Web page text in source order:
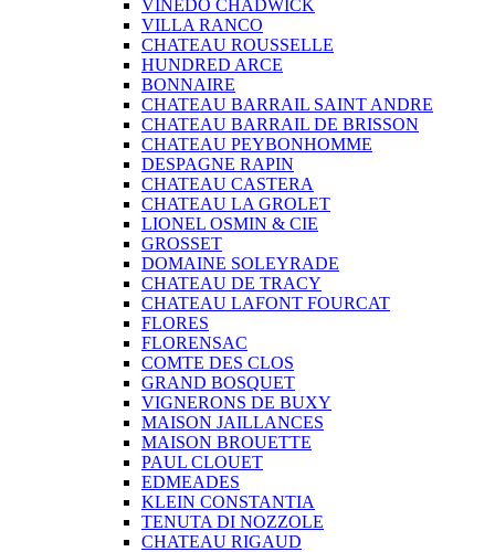
VINEDO CHADWICK
VILLA RANCO
CHATEAU ROUSSELLE
HUNDRED ARCE
BONNAIRE
CHATEAU BARRAIL SAINT ANDRE
CHATEAU BARRAIL DE BRISSON
CHATEAU PEYBONHOMME
DESPAGNE RAPIN
CHATEAU CASTERA
CHATEAU LA GROLET
LIONEL OSMIN & CIE
GROSSET
DOMAINE SOLEYRADE
CHATEAU DE TRACY
CHATEAU LAFONT FOURCAT
FLORES
FLORENSAC
COMTE DES CLOS
GRAND BOSQUET
VIGNERONS DE BUXY
MAISON JAILLANCES
MAISON BROUETTE
PAUL CLOUET
EDMEADES
KLEIN CONSTANTIA
TENUTA DI NOZZOLE
CHATEAU RIGAUD